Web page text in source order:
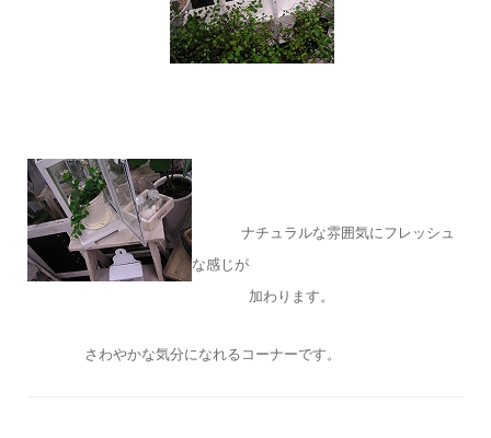
ナチュラルな雰囲気にフレッシュ
な感じが
加わります。
さわやかな気分になれるコーナーです。